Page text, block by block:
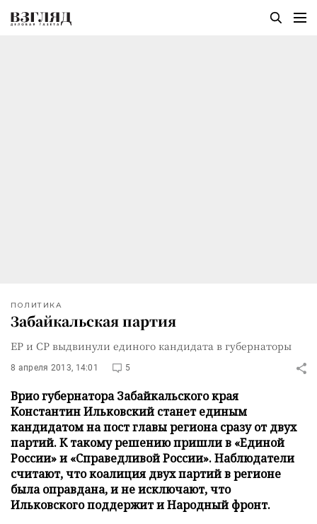
ПОЛИТИКА
Забайкальская партия
ЕР и СР выдвинули единого кандидата в губернаторы
8 апреля 2013, 14:01 5
Врио губернатора Забайкальского края
Константин Ильковский станет единым
кандидатом на пост главы региона сразу от двух
партий. К такому решению пришли в «Единой
России» и «Справедливой России». Наблюдатели
считают, что коалиция двух партий в регионе
была оправдана, и не исключают, что
Ильковского поддержит и Народный фронт.